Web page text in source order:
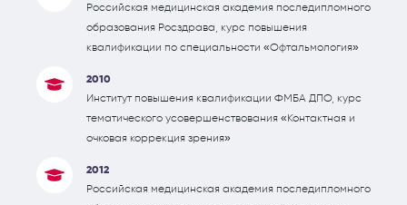
Российская медицинская академия последипломного
образования Росздрава, курс повышения
квалификации по специальности «Офтальмология»
2010
Институт повышения квалификации ФМБА ДПО, курс
тематического усовершенствования «Контактная и
очковая коррекция зрения»
2012
Российская медицинская академия последипломного